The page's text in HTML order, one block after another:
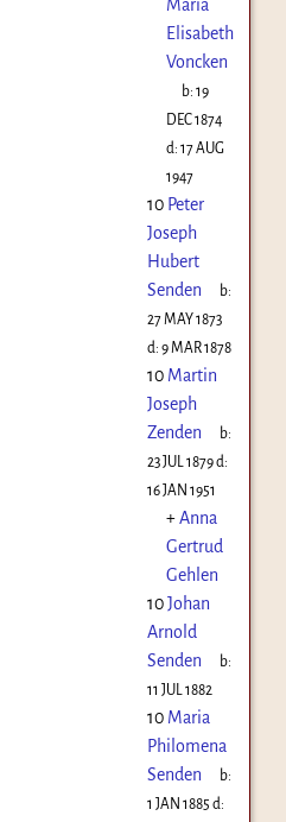
Maria
Elisabeth
Voncken
b:19
DEC 1874
d: 17 AUG
1947
10 Peter
Joseph
Hubert
Senden
b:
27 MAY 1873
d: 9 MAR 1878
10 Martin
Joseph
Zenden
b:
23 JUL 1879d:
16 JAN 1951
+Anna
Gertrud
Gehlen
10Johan
Arnold
Senden
b:
11 JUL 1882
10 Maria
Philomena
Senden
b:
1 JAN 1885 d: